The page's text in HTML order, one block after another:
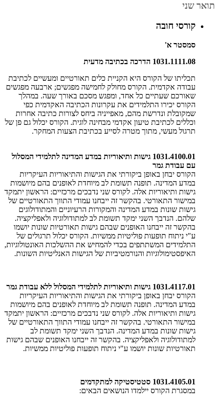
תואר שני
קורסי חובה
סמסטר א'
1031.1111.08 הדרכה בכתיבה מדעית
תכליתו של הקורס היא הקניית כלים תאורטיים ומעשיים לכתיבת
עבודה אקדמית. הקורס מחולק לחמישה מפגשים; ארבעה מפגשים
שאורכם שעתיים כל אחד, ומפגש מסכם באורך שעה. במהלך
הקורס יכירו התלמידים את עקרונות הכתיבה האקדמית כפי
שמקובלת ונדרשת מהם, מאפייניה ביחס לצורות כתיבה אחרות
וכללים לכתיבת טיעון אקדמי מבחינה לוגית. הקורס יכלול גם פן של
תרגול מעשי, מתוך מטרה לסייע בכתיבת הצעות המחקר.
1031.4100.01 גישות ותיאוריות במדע המדינה לתלמידי המסלול
עם עבודת גמר
הקורס יבחן באופן ביקורתי את הגישות והתיאוריות העיקריות
במדע המדינה. תופנה תשומת לב מיוחדת לאופנים בהם מיושמות
גישות ותיאוריות אלה. לקורס שני נדבכים מרכזיים: הראשון יתמקד
במישור התאורטי. בהקשר זה ייבחנו עמודי התווך התאורטיים של
גישות שונות במדע המדינה והמקורות הרעיוניים והמתודולוגים
שלהם. הנדבך השני ימקד תשומת לב למתודולוגיה ולאפליקציה.
בהקשר זה ייבחנו האופנים שבהם גישות תאורטיות שונות יושמו
ע"י ניתוח תופעות פוליטיות ממשיות. הקורס יכלול תרגולים של
התלמידים המשתתפים בכדי להמחיש את ההשלכות האונטולוגיות,
האיפסטימולוגיות והנורמטיביות של הגישות האנליטיות השונות.
1031.4117.01 גישות ותיאוריות לתלמידי המסלול ללא עבודת גמר
הקורס יבחן באופן ביקורתי את הגישות והתיאוריות העיקריות
במדע המדינה. תופנה תשומת לב מיוחדת לאופנים בהם מיושמות
גישות ותיאוריות אלה. לקורס שני נדבכים מרכזיים: הראשון יתמקד
במישור התאורטי. בהקשר זה ייבחנו עמודי התווך התאורטיים של
גישות שונות במדע המדינה. הנדבך השני ימקד תשומת לב
למתודולוגיה ולאפליקציה. בהקשר זה ייבחנו האופנים שבהם גישות
תאורטיות שונות יושמו ע"י ניתוח תופעות פוליטיות ממשיות.
1031.4105.01 סטטיסטיקה למתקדמים
במסגרת הקורס יילמדו הנושאים הבאים: